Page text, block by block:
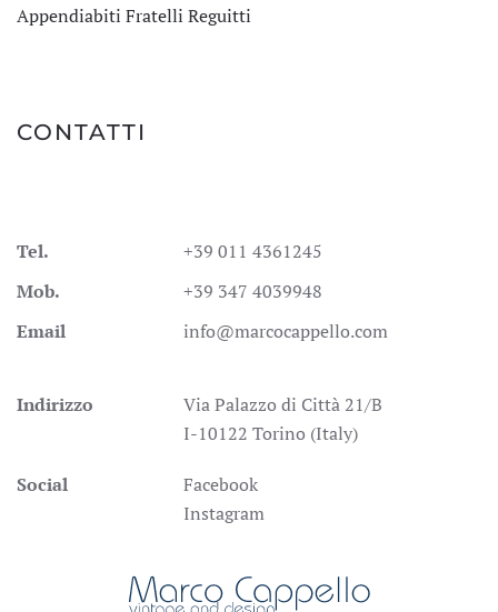
Appendiabiti Fratelli Reguitti
CONTATTI
Tel.
+39 011 4361245
Mob.
+39 347 4039948
Email
info@marcocappello.com
Indirizzo
Via Palazzo di Città 21/B
I-10122 Torino (Italy)
Social
Facebook
Instagram